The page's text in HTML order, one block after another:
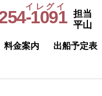
イレグイ
担当
平山
1091
料金案内 出船予定表